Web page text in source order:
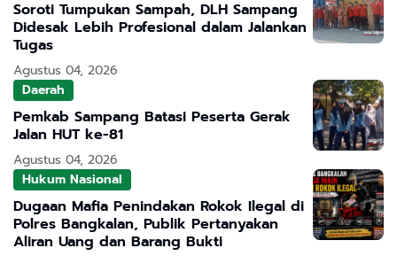
Soroti Tumpukan Sampah, DLH Sampang
Didesak Lebih Profesional dalam Jalankan
Tugas
Agustus 04, 2026
Daerah
Pemkab Sampang Batasi Peserta Gerak
Jalan HUT ke-81
Agustus 04, 2026
Hukum Nasional
Dugaan Mafia Penindakan Rokok Ilegal di
Polres Bangkalan, Publik Pertanyakan
Aliran Uang dan Barang Bukti